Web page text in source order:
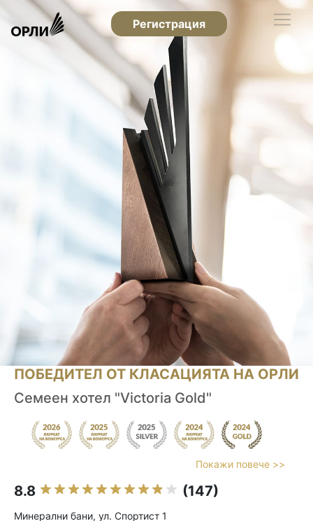
Регистрация
ПОБЕДИТЕЛ ОТ КЛАСАЦИЯТА НА ОРЛИ
Семеен хотел "Victoria Gold"
Покажи повече >>
8.8 (147)
Минерални бани, ул. Спортист 1